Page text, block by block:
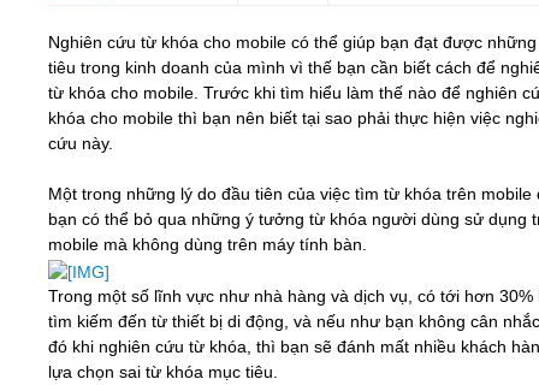
Lịch khai giảng
Video
Kiến thức
Liên hệ - Đăng ký
Nghiên cứu từ khóa cho mobile có thể giúp bạn đạt được
tiêu trong kinh doanh của mình vì thế bạn cần biết cách để
từ khóa cho mobile. Trước khi tìm hiểu làm thế nào để nghiên
khóa cho mobile thì bạn nên biết tại sao phải thực hiện việc
cứu này.
Một trong những lý do đầu tiên của việc tìm từ khóa trên mobile
bạn có thể bỏ qua những ý tưởng từ khóa người dùng sử dụng
mobile mà không dùng trên máy tính bàn.
Trong một số lĩnh vực như nhà hàng và dịch vụ, có tới hơn 30%
tìm kiếm đến từ thiết bị di động, và nếu như bạn không cân
đó khi nghiên cứu từ khóa, thì bạn sẽ đánh mất nhiều khách
lựa chọn sai từ khóa mục tiêu.